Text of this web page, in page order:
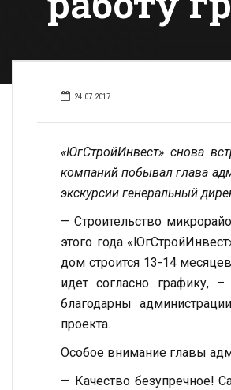
24.07.2017
«ЮгСтройИнвест» снова
компаний побывал глава
экскурсии генеральный
— Строительство
этого года
дом строится 13-14
идет согласно графику,
благодарны
проекта.
Особое внимание главы
— Качество безупречное!